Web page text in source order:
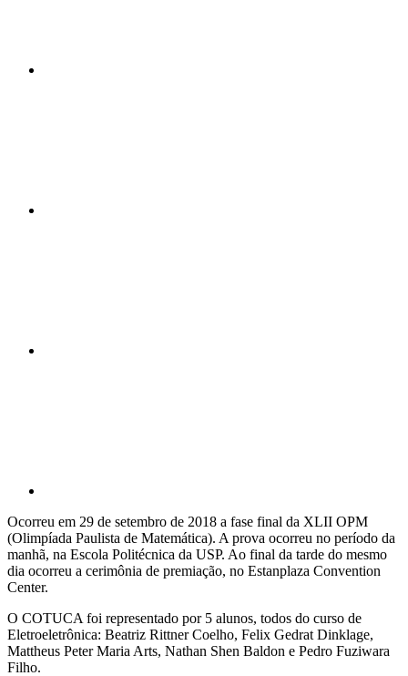
Ocorreu em 29 de setembro de 2018 a fase final da XLII OPM
(Olimpíada Paulista de Matemática). A prova ocorreu no período da
manhã, na Escola Politécnica da USP. Ao final da tarde do mesmo
dia ocorreu a cerimônia de premiação, no Estanplaza Convention
Center.
O COTUCA foi representado por 5 alunos, todos do curso de
Eletroeletrônica: Beatriz Rittner Coelho, Felix Gedrat Dinklage,
Mattheus Peter Maria Arts, Nathan Shen Baldon e Pedro Fuziwara
Filho.